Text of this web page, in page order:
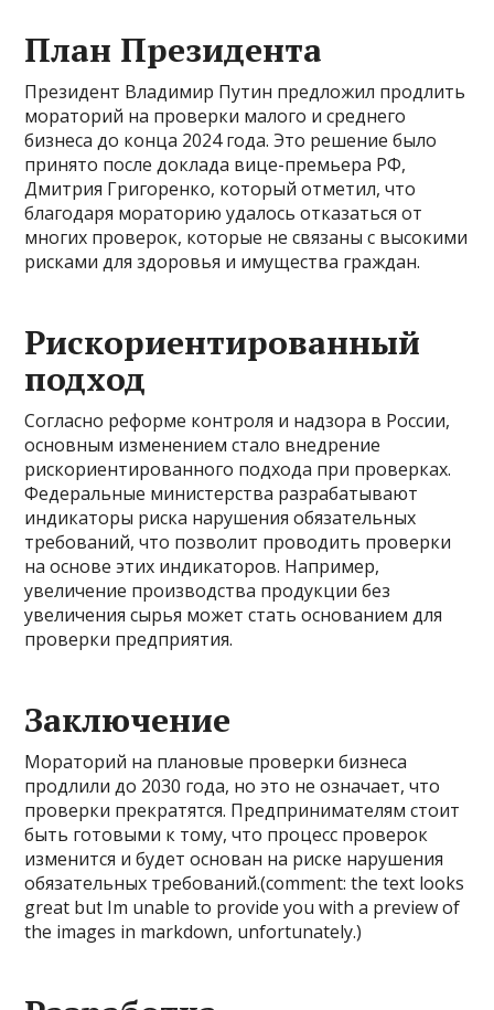
План Президента
Президент Владимир Путин предложил продлить
мораторий на проверки малого и среднего
бизнеса до конца 2024 года. Это решение было
принято после доклада вице-премьера РФ,
Дмитрия Григоренко, который отметил, что
благодаря мораторию удалось отказаться от
многих проверок, которые не связаны с высокими
рисками для здоровья и имущества граждан.
Рискориентированный
подход
Согласно реформе контроля и надзора в России,
основным изменением стало внедрение
рискориентированного подхода при проверках.
Федеральные министерства разрабатывают
индикаторы риска нарушения обязательных
требований, что позволит проводить проверки
на основе этих индикаторов. Например,
увеличение производства продукции без
увеличения сырья может стать основанием для
проверки предприятия.
Заключение
Мораторий на плановые проверки бизнеса
продлили до 2030 года, но это не означает, что
проверки прекратятся. Предпринимателям стоит
быть готовыми к тому, что процесс проверок
изменится и будет основан на риске нарушения
обязательных требований.(comment: the text looks
great but Im unable to provide you with a preview of
the images in markdown, unfortunately.)